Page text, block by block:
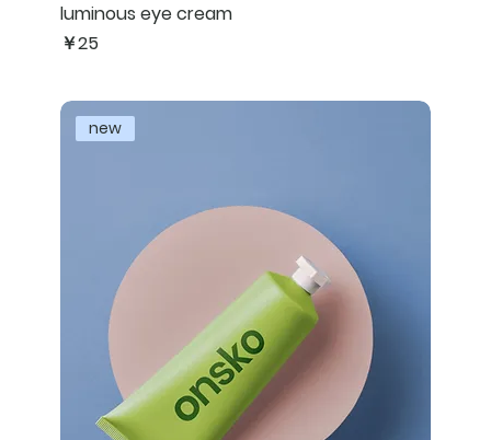
luminous eye cream
価格
￥25
new